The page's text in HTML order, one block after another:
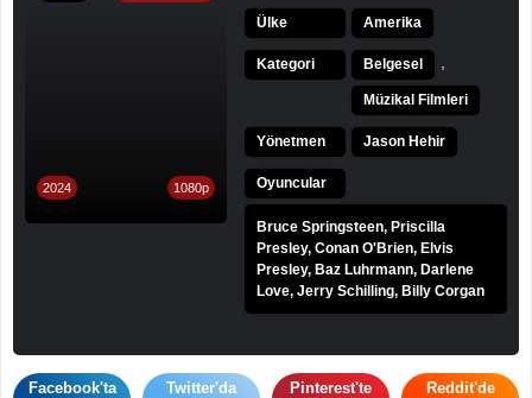
2024 1080p
Ülke Amerika
Kategori Belgesel
Müzikal Filmleri
Yönetmen Jason Hehir
Oyuncular
Bruce Springsteen, Priscilla
Presley, Conan O'Brien, Elvis
Presley, Baz Luhrmann, Darlene
Love, Jerry Schilling, Billy Corgan
Facebook'ta
Twitter'da
Pinterest'te
Reddit'de